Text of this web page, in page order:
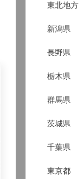
東北地方
新潟県
長野県
栃木県
群馬県
茨城県
千葉県
東京都